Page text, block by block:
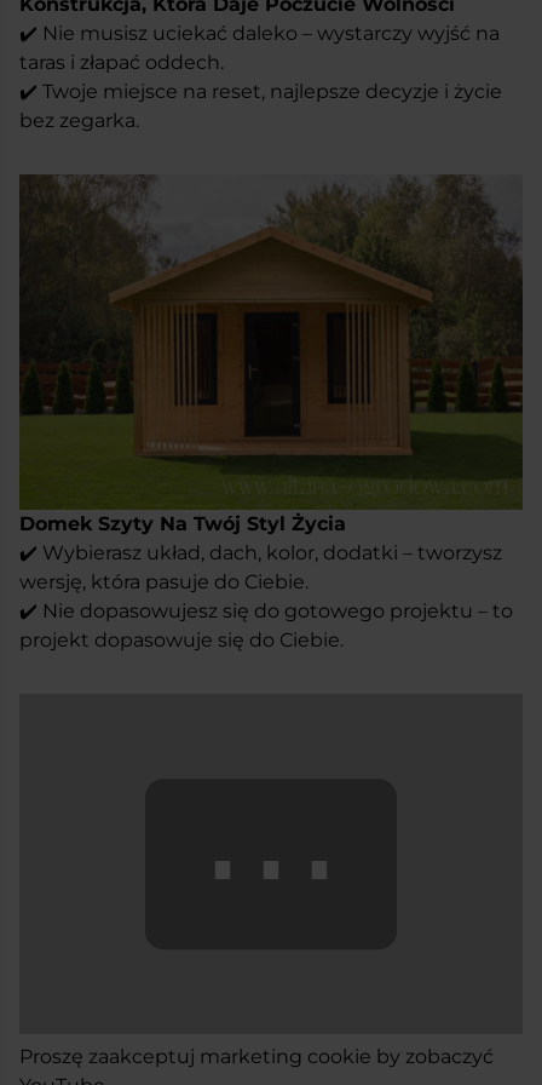
✔️ Nie musisz uciekać daleko – wystarczy wyjść na
taras i złapać oddech.
✔️ Twoje miejsce na reset, najlepsze decyzje i życie
bez zegarka.
Domek Szyty Na Twój Styl Życia
✔️ Wybierasz układ, dach, kolor, dodatki – tworzysz
wersję, która pasuje do Ciebie.
✔️ Nie dopasowujesz się do gotowego projektu – to
projekt dopasowuje się do Ciebie.
⋯
Proszę zaakceptuj marketing cookie by zobaczyć